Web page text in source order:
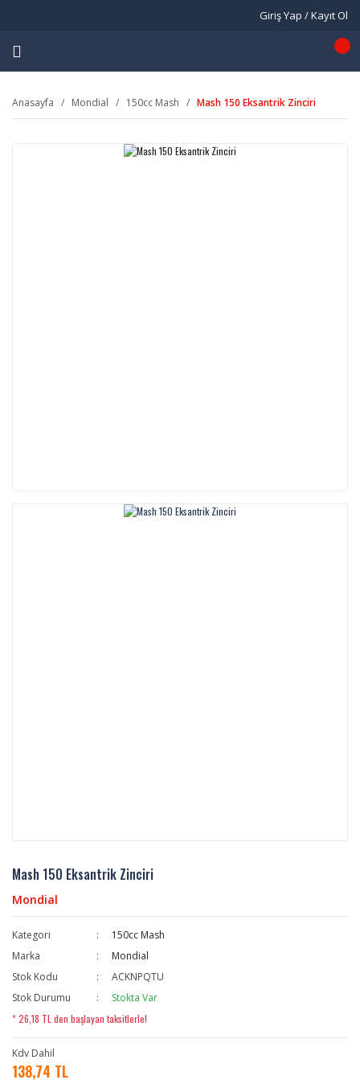
Giriş Yap / Kayıt Ol
Anasayfa Mondial 150cc Mash Mash 150 Eksantrik Zinciri
Mash 150 Eksantrik Zinciri
Mondial
Kategori
150cc Mash
Marka
Mondial
Stok Kodu
ACKNPQTU
Stok Durumu
Stokta Var
* 26,18 TL den başlayan taksitlerle!
Kdv Dahil
138,74 TL